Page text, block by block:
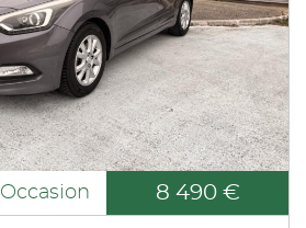
Occasion 8 490 €